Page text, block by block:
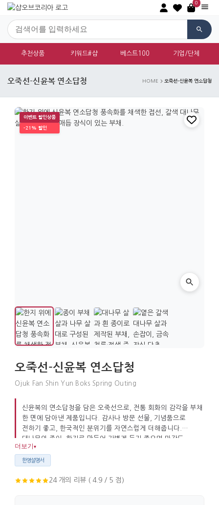
0
추천상품 키워드#샵 베스트100 기업/단체
오죽선-신윤복 연소답청 HOME 오죽선-신윤복 연소답청
이벤트 할인상품
-21% 할인
오죽선-신윤복 연소답청
Ojuk Fan Shin Yun Boks Spring Outing
신윤복의 연소답청을 담은 오죽선으로, 전통 회화의 감각을 부채
한 면에 담아낸 제품입니다. 감사나 방문 선물, 기념품으로
전하기 좋고, 한국적인 분위기를 자연스럽게 더해줍니다.
대나무와 종이, 한지로 만들어 가볍게 들기 좋으며 마감도
깔끔합니다.
더보기 ▾
한영설명서
24 개의 리뷰 ( 4.9 / 5 점)